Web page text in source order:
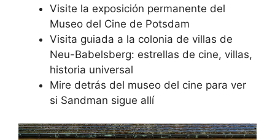
Visite la exposición permanente del
Museo del Cine de Potsdam
Visita guiada a la colonia de villas de
Neu-Babelsberg: estrellas de cine, villas,
historia universal
Mire detrás del museo del cine para ver
si Sandman sigue allí